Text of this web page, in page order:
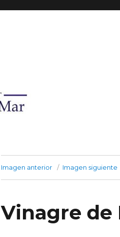
Imagen anterior Imagen siguiente
Vinagre de